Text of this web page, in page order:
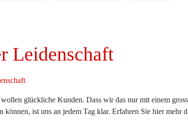
Leidenschaft
glückliche Kunden. Dass wir das nur mit einem
ist uns an jedem Tag klar. Erfahren Sie hier mehr